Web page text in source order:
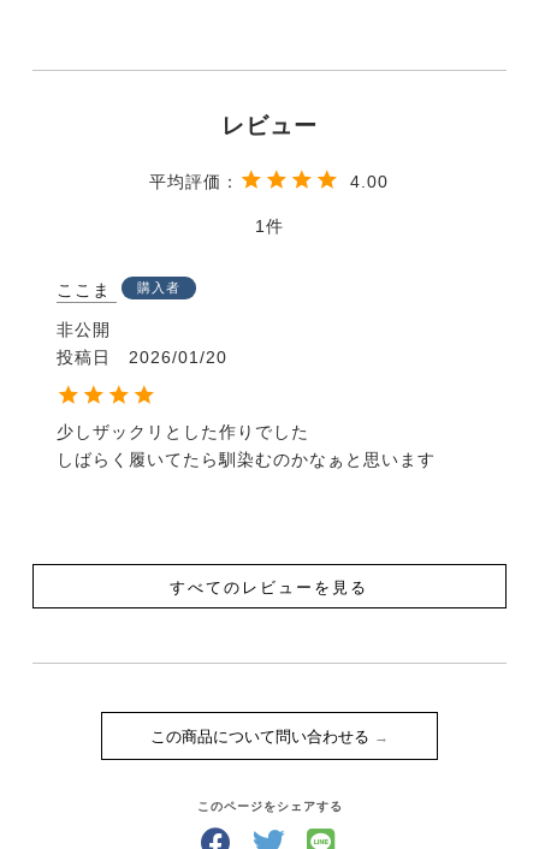
4.00
1
ここま 購入者
非公開
投稿日
2026/01/20
少しザックリとした作りでした
しばらく履いてたら馴染むのかなぁと思います
すべてのレビューを見る
この商品について問い合わせる
このページをシェアする